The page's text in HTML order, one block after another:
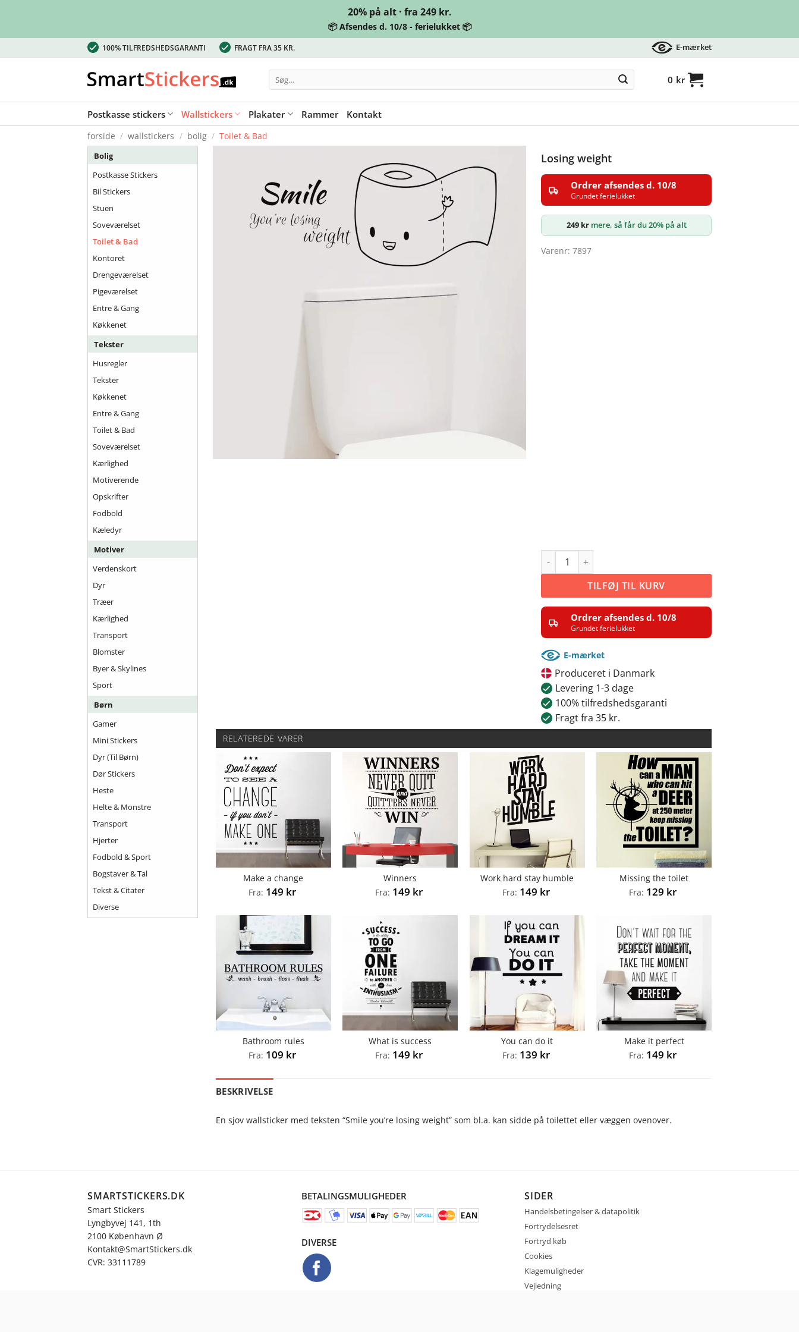
20% på alt · fra 249 kr.
📦 Afsendes d. 10/8 - ferielukket 📦
til
100% TILFREDSHEDSGARANTI FRAGT FRA 35 KR. E-mærket
Søg
efter:
0 kr
Postkasse stickers Wallstickers Plakater Rammer Kontakt
forside / wallstickers / bolig / Toilet & Bad
Bolig
Postkasse Stickers
Bil Stickers
Stuen
Soveværelset
Toilet & Bad
Kontoret
Drengeværelset
Pigeværelset
Entre & Gang
Køkkenet
Tekster
Husregler
Tekster
Køkkenet
Entre & Gang
Toilet & Bad
Soveværelset
Kærlighed
Motiverende
Opskrifter
Fodbold
Kæledyr
Motiver
Verdenskort
Dyr
Træer
Kærlighed
Transport
Blomster
Byer & Skylines
Sport
Børn
Gamer
Mini Stickers
Dyr (til Børn)
Dør Stickers
Heste
Helte & Monstre
Transport
Hjerter
Fodbold & Sport
Bogstaver & Tal
Tekst & Citater
Diverse
Losing weight
Ordrer afsendes d. 10/8
Grundet ferielukket
249 krmere, så får du 20% på alt
Varenr: 7897
Losing weight antal
TILFØJ TIL KURV
Ordrer afsendes d. 10/8
Grundet ferielukket
E-mærket
Produceret i Danmark
Levering 1-3 dage
100% tilfredshedsgaranti
Fragt fra 35 kr.
RELATEREDE VARER
Make a change
Fra: 149 kr
Winners
Fra: 149 kr
Work hard stay humble
Fra: 149 kr
Missing the toilet
Fra: 129 kr
Bathroom rules
Fra: 109 kr
What is success
Fra: 149 kr
You can do it
Fra: 139 kr
Make it perfect
Fra: 149 kr
BESKRIVELSE
En sjov wallsticker med teksten “Smile you’re losing weight” som bl.a. kan sidde på toilettet eller væggen ovenover.
SMARTSTICKERS.DK
Smart Stickers
Lyngbyvej 141, 1th
2100 København Ø
Kontakt@SmartStickers.dk
CVR: 33111789
BETALINGSMULIGHEDER
DIVERSE
SIDER
Handelsbetingelser & datapolitik
Fortrydelsesret
Fortryd køb
Cookies
Klagemuligheder
Vejledning